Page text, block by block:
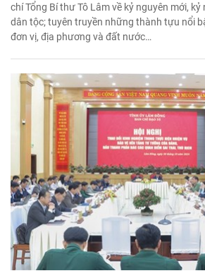
chí Tổng Bí thư Tô Lâm về kỷ nguyên mới,
dân tộc; tuyên truyền những thành tựu nổi
đơn vị, địa phương và đất nước…